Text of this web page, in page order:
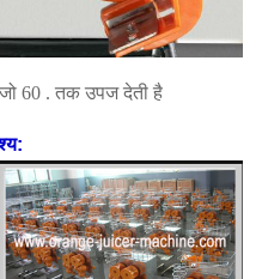
60 . तक उपज देती है